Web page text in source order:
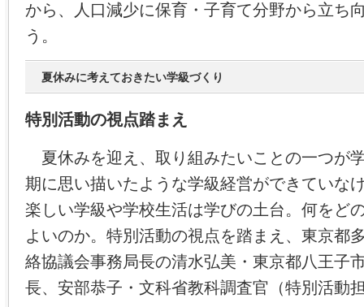
から、人口減少に保育・子育て分野から立ち
う。
夏休みに考えておきたい学級づくり
特別活動の視点踏まえ
夏休みを迎え、取り組みたいことの一つが
期に思い描いたような学級経営ができていな
楽しい学級や学校生活は学びの土台。何をど
よいのか。特別活動の視点を踏まえ、東京都
絡協議会事務局長の清水弘美・東京都八王子
長、安部恭子・文科省教科調査官（特別活動